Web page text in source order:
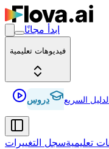
ابدأ مجانًا
فيديوهات تعليمية
السريع
تعليميةسجل التغييرات